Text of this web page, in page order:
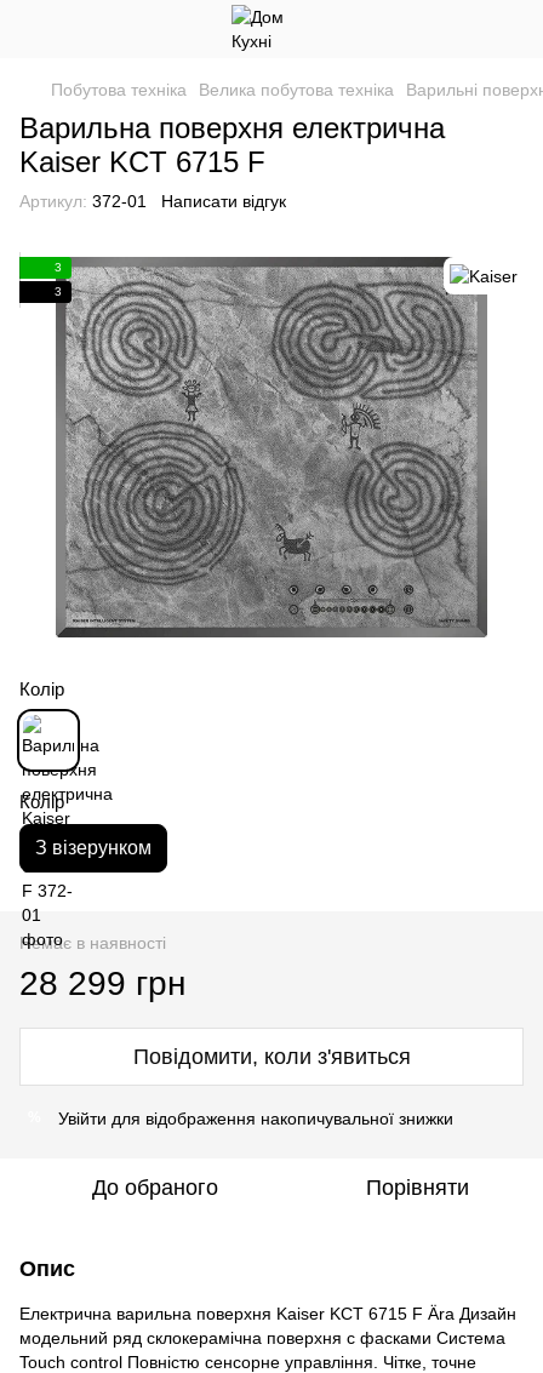
Побутова техніка Велика побутова техніка Варильні
Варильна поверхня електрична
Kaiser KCT 6715 F
Артикул: 372-01 Написати відгук
3
3
Колір
Колір
З візерунком
Немає в наявності
28 299 грн
Повідомити, коли з'явиться
Увійти для відображення накопичувальної знижки
До обраного Порівняти
Опис
Електрична варильна поверхня Kaiser KCT 6715 F Ära Дизайн
модельний ряд склокерамічна поверхня c фасками Система
Touch control Повністю сенсорне управління. Чітке, точне